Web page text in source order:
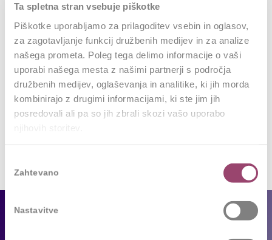
Ta spletna stran vsebuje piškotke
Piškotke uporabljamo za prilagoditev vsebin in oglasov,
za zagotavljanje funkcij družbenih medijev in za analize
našega prometa. Poleg tega delimo informacije o vaši
uporabi našega mesta z našimi partnerji s področja
družbenih medijev, oglaševanja in analitike, ki jih morda
kombinirajo z drugimi informacijami, ki ste jim jih
posredovali ali pa so jih zbrali skozi vašo uporabo
soglasja
Zahtevano
Nastavitve
0
REPLIES
Leave a Reply
Want to join the discussion?
Feel free to contribute!
Za podjetja